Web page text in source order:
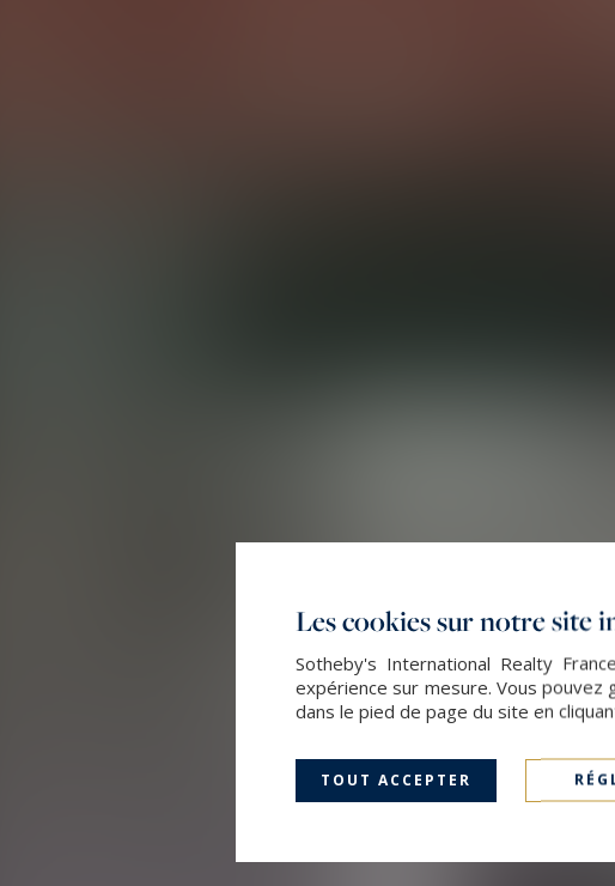
Les cookies sur notre site
Sotheby's International Realty
expérience sur mesure. Vous
dans le pied de page du site en
TOUT ACCEPTER